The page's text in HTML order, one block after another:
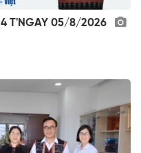
4 T'NGAY 05/8/2026